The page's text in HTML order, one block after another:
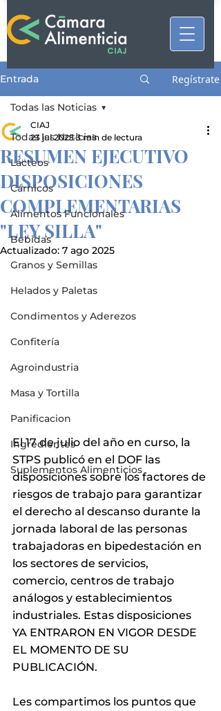
Entrada Regístrate
Todas las Noticias
Lácteos
Cárnicos
Alimentos Funcionales
Bebidas
Granos y Semillas
Helados y Paletas
Condimentos y Aderezos
Confitería
Agroindustria
Masa y Tortilla
Panificacion
Ingredientes
Suplementos Alimenticios
Todas las Noticias
RESUMEN EJECUTIVO
DISPOSICIONES
COMPLEMENTARIAS
"LEY SILLA"
CIAJ
23 jul 2025 3 min de lectura
Actualizado: 7 ago 2025
El 17 de julio del año en curso, la
STPS publicó en el DOF las
disposiciones sobre los factores de
riesgos de trabajo para garantizar
el derecho al descanso durante la
jornada laboral de las personas
trabajadoras en bipedestación en
los sectores de servicios,
comercio, centros de trabajo
análogos y establecimientos
industriales. Estas disposiciones
YA ENTRARON EN VIGOR DESDE
EL MOMENTO DE SU
PUBLICACIÓN.
Les compartimos los puntos que